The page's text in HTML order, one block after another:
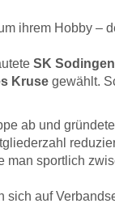
ihrem Hobby –
SK
Kruse gewählt.
ab und
man sportlich
sich auf